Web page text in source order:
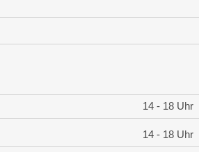
14 - 18 Uhr
14 - 18 Uhr